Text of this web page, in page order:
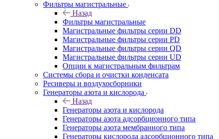
Фильтры магистральные
Назад
Фильтры магистральные
Магистральные фильтры серии DD
Магистральные фильтры серии PD
Магистральные фильтры серии QD
Магистральные фильтры серии UD
Опции к магистральным фильтрам
Системы сбора и очистки конденсата
Ресиверы и воздухосборники
Генераторы азота и кислорода
Назад
Генераторы азота и кислорода
Генераторы азота адсорбционного типа
Генераторы азота мембранного типа
Генераторы кислорода адсорбционного типа